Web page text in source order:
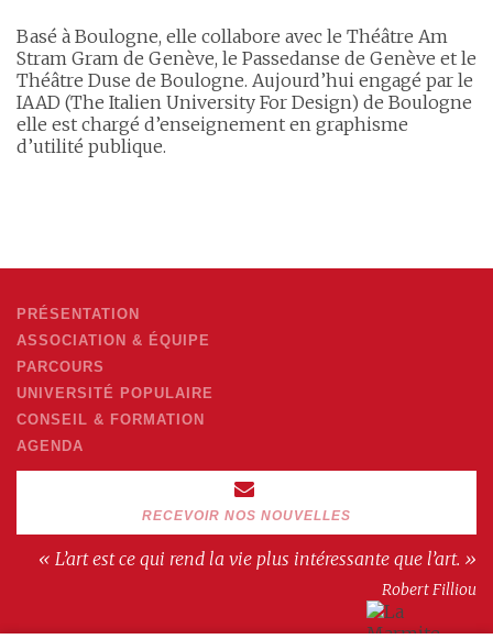
Basé à Boulogne, elle collabore avec le Théâtre Am
Stram Gram de Genève, le Passedanse de Genève et le
Théâtre Duse de Boulogne. Aujourd’hui engagé par le
IAAD (The Italien University For Design) de Boulogne
elle est chargé d’enseignement en graphisme
d’utilité publique.
PRÉSENTATION
ASSOCIATION & ÉQUIPE
PARCOURS
UNIVERSITÉ POPULAIRE
CONSEIL & FORMATION
AGENDA
RECEVOIR NOS NOUVELLES
« L’art est ce qui rend la vie plus intéressante que l’art. »
Robert Filliou